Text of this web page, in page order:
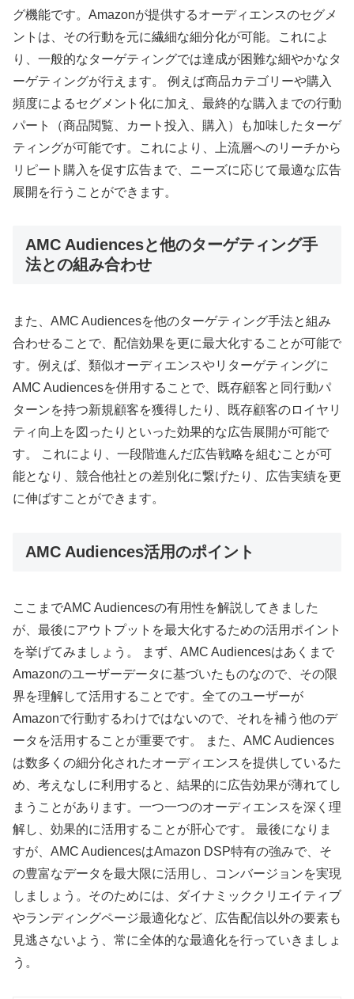
グ機能です。Amazonが提供するオーディエンスのセグメ
ントは、その行動を元に繊細な細分化が可能。これによ
り、一般的なターゲティングでは達成が困難な細やかなタ
ーゲティングが行えます。 例えば商品カテゴリーや購入
頻度によるセグメント化に加え、最終的な購入までの行動
パート（商品閲覧、カート投入、購入）も加味したターゲ
ティングが可能です。これにより、上流層へのリーチから
リピート購入を促す広告まで、ニーズに応じて最適な広告
展開を行うことができます。
AMC Audiencesと他のターゲティング手
法との組み合わせ
また、AMC Audiencesを他のターゲティング手法と組み
合わせることで、配信効果を更に最大化することが可能で
す。例えば、類似オーディエンスやリターゲティングに
AMC Audiencesを併用することで、既存顧客と同行動パ
ターンを持つ新規顧客を獲得したり、既存顧客のロイヤリ
ティ向上を図ったりといった効果的な広告展開が可能で
す。 これにより、一段階進んだ広告戦略を組むことが可
能となり、競合他社との差別化に繋げたり、広告実績を更
に伸ばすことができます。
AMC Audiences活用のポイント
ここまでAMC Audiencesの有用性を解説してきました
が、最後にアウトプットを最大化するための活用ポイント
を挙げてみましょう。 まず、AMC Audiencesはあくまで
Amazonのユーザーデータに基づいたものなので、その限
界を理解して活用することです。全てのユーザーが
Amazonで行動するわけではないので、それを補う他のデ
ータを活用することが重要です。 また、AMC Audiences
は数多くの細分化されたオーディエンスを提供しているた
め、考えなしに利用すると、結果的に広告効果が薄れてし
まうことがあります。一つ一つのオーディエンスを深く理
解し、効果的に活用することが肝心です。 最後になりま
すが、AMC AudiencesはAmazon DSP特有の強みで、そ
の豊富なデータを最大限に活用し、コンバージョンを実現
しましょう。そのためには、ダイナミッククリエイティブ
やランディングページ最適化など、広告配信以外の要素も
見逃さないよう、常に全体的な最適化を行っていきましょ
う。